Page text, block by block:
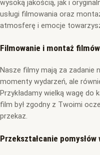
wysoką jakością, jak i
usługi filmowania oraz
atmosferę i emocje
Filmowanie i montaż
Nasze filmy mają za zadanie
momenty wydarzeń, ale
Przykładamy wielką wagę do
film był zgodny z Twoimi
przekaz.
Przekształcanie